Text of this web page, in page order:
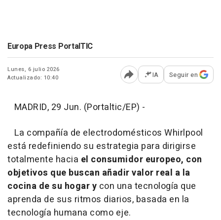
Europa Press PortalTIC
Lunes, 6 julio 2026
Actualizado: 10:40
Abrir opciones para
IA Seguir en
MADRID, 29 Jun. (Portaltic/EP) -
La compañía de electrodomésticos Whirlpool
está redefiniendo su estrategia para dirigirse
totalmente hacia el consumidor europeo, con
objetivos que buscan añadir valor real a la
cocina de su hogar y con una tecnología que
aprenda de sus ritmos diarios, basada en la
tecnología humana como eje.